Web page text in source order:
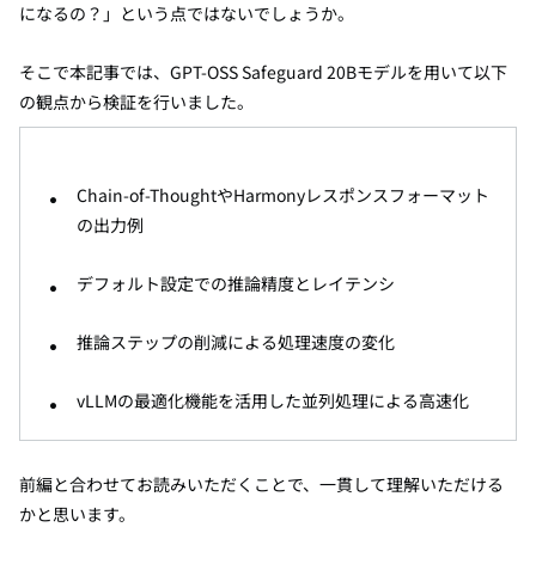
になるの？」という点ではないでしょうか。
そこで本記事では、GPT-OSS Safeguard 20Bモデルを用いて以下
の観点から検証を行いました。
Chain-of-ThoughtやHarmonyレスポンスフォーマット
の出力例
デフォルト設定での推論精度とレイテンシ
推論ステップの削減による処理速度の変化
vLLMの最適化機能を活用した並列処理による高速化
前編と合わせてお読みいただくことで、一貫して理解いただける
かと思います。